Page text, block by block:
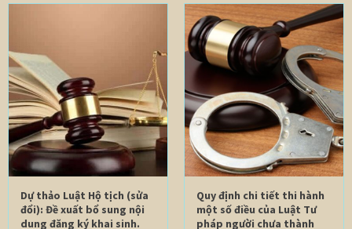
Dự thảo Luật Hộ tịch (sửa
đổi): Đề xuất bổ sung nội
dung đăng ký khai sinh.
Quy định chi tiết thi hành
một số điều của Luật Tư
pháp người chưa thành